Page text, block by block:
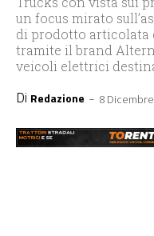
un focus mirato
di prodotto articolata
tramite il brand
veicoli elettrici
Di Redazione - 8